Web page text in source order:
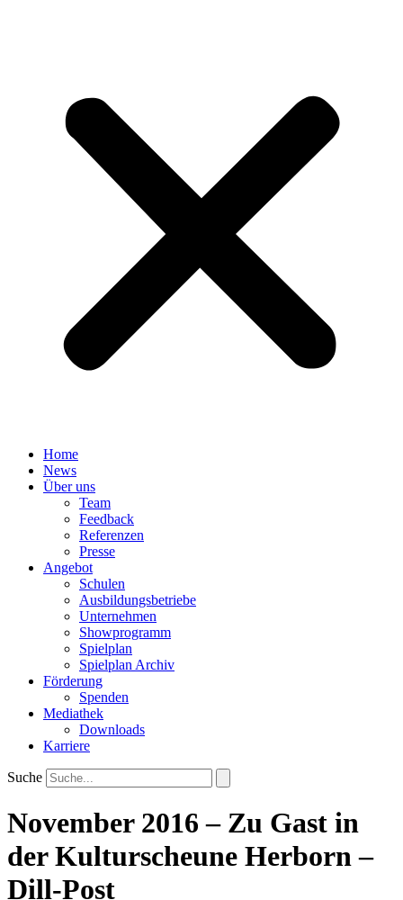
Home
News
Über uns
Team
Feedback
Referenzen
Presse
Angebot
Schulen
Ausbildungsbetriebe
Unternehmen
Showprogramm
Spielplan
Spielplan Archiv
Förderung
Spenden
Mediathek
Downloads
Karriere
Suche
November 2016 – Zu Gast in
der Kulturscheune Herborn –
Dill-Post